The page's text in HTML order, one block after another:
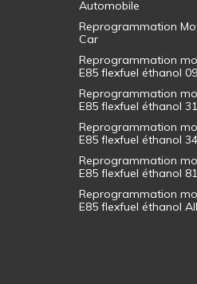
Automobile
Reprogrammation
Car
Reprogrammation
E85 flexfuel éthanol 09
Reprogrammation
E85 flexfuel éthanol 31
Reprogrammation
E85 flexfuel éthanol 34
Reprogrammation
E85 flexfuel éthanol 81
Reprogrammation
E85 flexfuel éthanol